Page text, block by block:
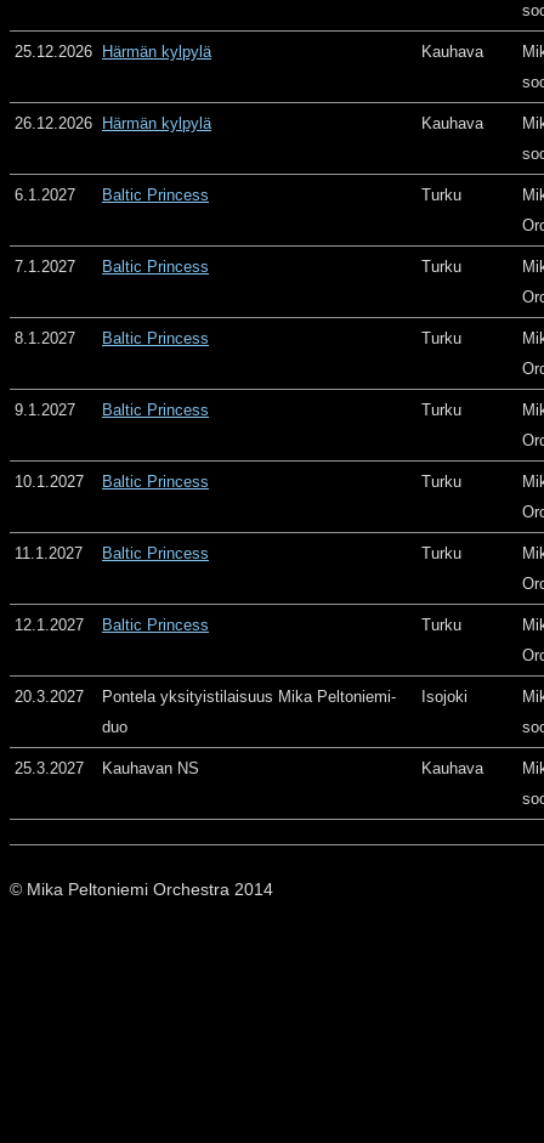
25.12.2026 Härmän kylpylä Kauhava
26.12.2026 Härmän kylpylä Kauhava
6.1.2027 Baltic Princess Turku
7.1.2027 Baltic Princess Turku
8.1.2027 Baltic Princess Turku
9.1.2027 Baltic Princess Turku
10.1.2027 Baltic Princess Turku
11.1.2027 Baltic Princess Turku
12.1.2027 Baltic Princess Turku
20.3.2027
Pontela yksityistilaisuus Mika Peltoniemi-
duo
Isojoki
25.3.2027 Kauhavan NS Kauhava
© Mika Peltoniemi Orchestra 2014